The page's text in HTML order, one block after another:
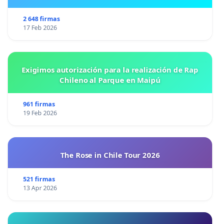
2 648 firmas
17 Feb 2026
Exigimos autorización para la realización de Rap
Chileno al Parque en Maipú
961 firmas
19 Feb 2026
The Rose in Chile Tour 2026
521 firmas
13 Apr 2026